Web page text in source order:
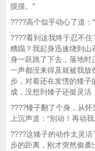
摸摸。”
????高个似乎动心了道
????看到这我终于忍不
糟蹋？我起身迅速绕到山
身一跃跳了下去，落地时
一声都没来得及就被我放
步，对着还在发愣的矮
成，没想到矮子还挺灵活
????矮子翻了个身，从
上沉声道：“别动！再动
????这矮子的动作太灵
步的距离，刚才突然偷袭